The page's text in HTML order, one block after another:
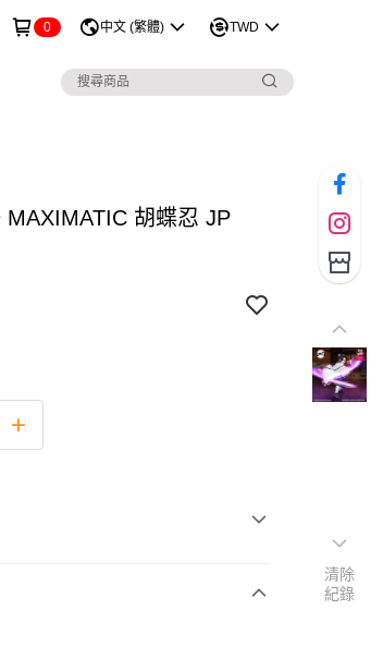
0 中文 (繁體) TWD
MAXIMATIC 胡蝶忍 JP
清除
紀錄